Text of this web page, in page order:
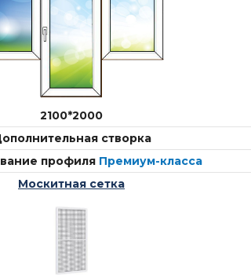
2100*2000
створка
профиля Премиум-класса
Москитная сетка